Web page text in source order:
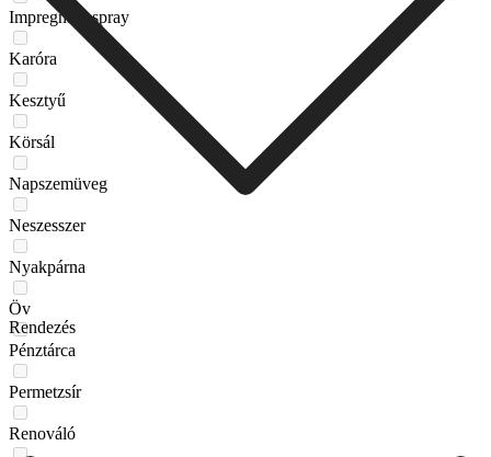
Impregnáló spray
Karóra
Kesztyű
Körsál
Napszemüveg
Neszesszer
Nyakpárna
Öv
Pénztárca
Permetzsír
Renováló
Rendezés